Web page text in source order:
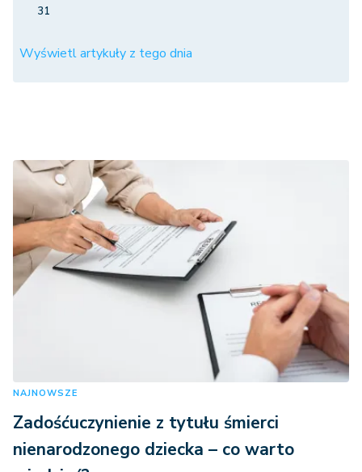
31
Wyświetl artykuły z tego dnia
NAJNOWSZE
Zadośćuczynienie z tytułu śmierci
nienarodzonego dziecka – co warto